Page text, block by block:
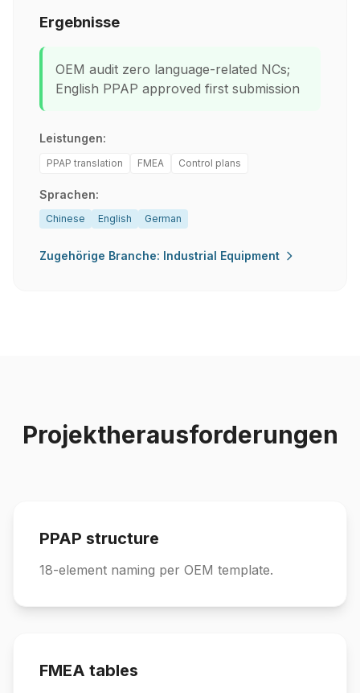
Ergebnisse
OEM audit zero language-related NCs;
English PPAP approved first submission
Leistungen:
PPAP translation FMEA Control plans
Sprachen:
Chinese English German
Zugehörige Branche: Industrial Equipment
Projektherausforderungen
PPAP structure
18-element naming per OEM template.
FMEA tables